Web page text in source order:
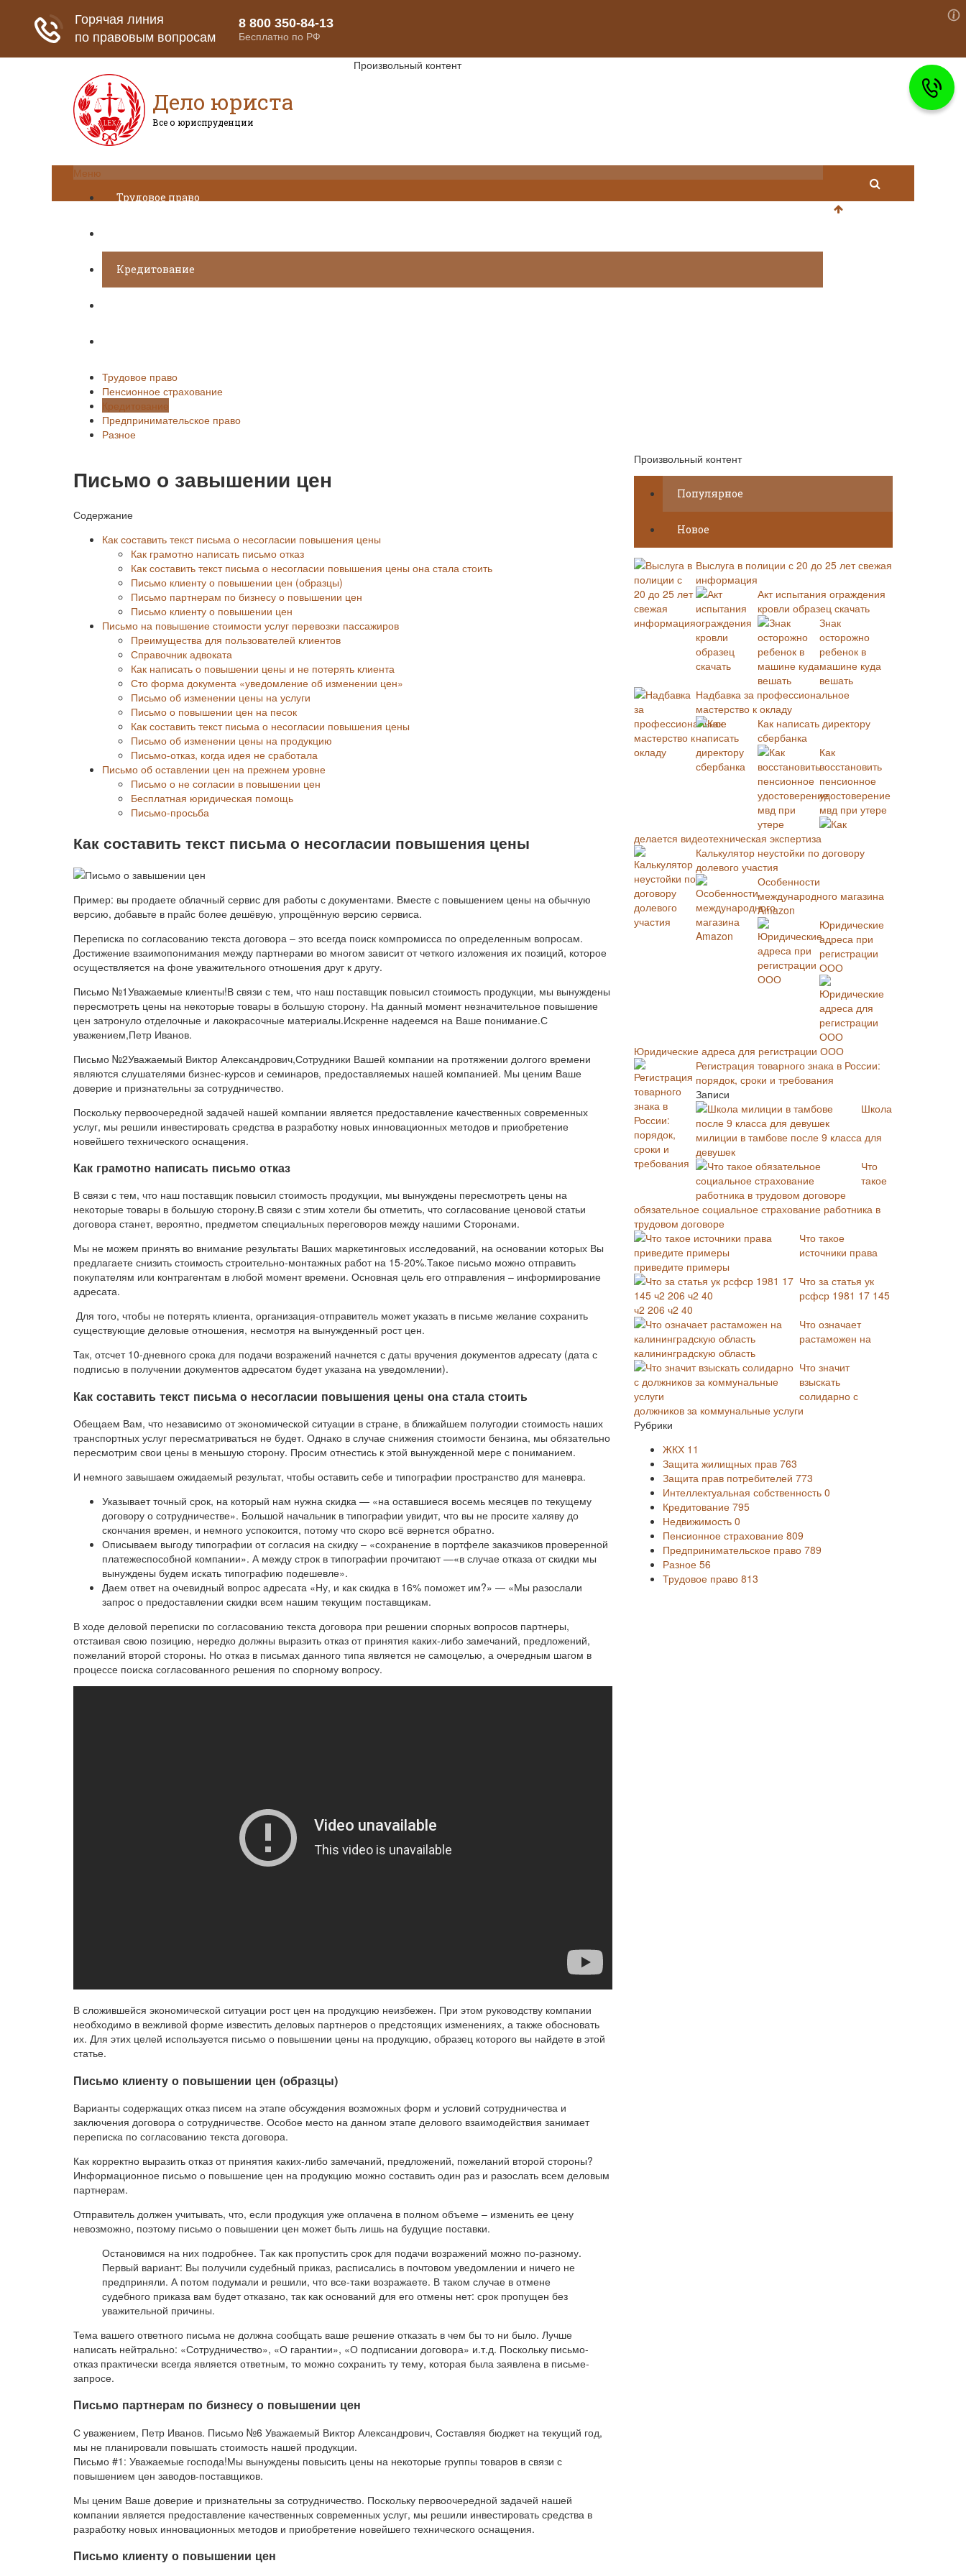
Дело юриста
Все о юриспруденции
Произвольный контент
Меню
Трудовое право
Кредитование
Трудовое право
Пенсионное страхование
Кредитование
Предпринимательское право
Разное
Письмо о завышении цен
Содержание
Как составить текст письма о несогласии повышения цены
Как грамотно написать письмо отказ
Как составить текст письма о несогласии повышения цены она стала стоить
Письмо клиенту о повышении цен (образцы)
Письмо партнерам по бизнесу о повышении цен
Письмо клиенту о повышении цен
Письмо на повышение стоимости услуг перевозки пассажиров
Преимущества для пользователей клиентов
Справочник адвоката
Как написать о повышении цены и не потерять клиента
Сто форма документа «уведомление об изменении цен»
Письмо об изменении цены на услуги
Письмо о повышении цен на песок
Как составить текст письма о несогласии повышения цены
Письмо об изменении цены на продукцию
Письмо-отказ, когда идея не сработала
Письмо об оставлении цен на прежнем уровне
Письмо о не согласии в повышении цен
Бесплатная юридическая помощь
Письмо-просьба
Как составить текст письма о несогласии повышения цены
Пример: вы продаете облачный сервис для работы с документами. Вместе с повышением цены на обычную
версию, добавьте в прайс более дешёвую, упрощённую версию сервиса.
Переписка по согласованию текста договора – это всегда поиск компромисса по определенным вопросам.
Достижение взаимопонимания между партнерами во многом зависит от четкого изложения их позиций, которое
осуществляется на фоне уважительного отношения друг к другу.
Письмо №1Уважаемые клиенты!В связи с тем, что наш поставщик повысил стоимость продукции, мы вынуждены
пересмотреть цены на некоторые товары в большую сторону. На данный момент незначительное повышение
цен затронуло отделочные и лакокрасочные материалы.Искренне надеемся на Ваше понимание.С
уважением,Петр Иванов.
Письмо №2Уважаемый Виктор Александрович,Сотрудники Вашей компании на протяжении долгого времени
являются слушателями бизнес-курсов и семинаров, предоставляемых нашей компанией. Мы ценим Ваше
доверие и признательны за сотрудничество.
Поскольку первоочередной задачей нашей компании является предоставление качественных современных
услуг, мы решили инвестировать средства в разработку новых инновационных методов и приобретение
новейшего технического оснащения.
Как грамотно написать письмо отказ
В связи с тем, что наш поставщик повысил стоимость продукции, мы вынуждены пересмотреть цены на
некоторые товары в большую сторону.В связи с этим хотели бы отметить, что согласование ценовой статьи
договора станет, вероятно, предметом специальных переговоров между нашими Сторонами.
Мы не можем принять во внимание результаты Ваших маркетинговых исследований, на основании которых Вы
предлагаете снизить стоимость строительно-монтажных работ на 15-20%.Такое письмо можно отправить
покупателям или контрагентам в любой момент времени. Основная цель его отправления – информирование
адресата.
Для того, чтобы не потерять клиента, организация-отправитель может указать в письме желание сохранить
существующие деловые отношения, несмотря на вынужденный рост цен.
Так, отсчет 10-дневного срока для подачи возражений начнется с даты вручения документов адресату (дата с
подписью в получении документов адресатом будет указана на уведомлении).
Как составить текст письма о несогласии повышения цены она стала стоить
Обещаем Вам, что независимо от экономической ситуации в стране, в ближайшем полугодии стоимость наших
транспортных услуг пересматриваться не будет. Однако в случае снижения стоимости бензина, мы обязательно
пересмотрим свои цены в меньшую сторону. Просим отнестись к этой вынужденной мере с пониманием.
И немного завышаем ожидаемый результат, чтобы оставить себе и типографии пространство для маневра.
Указывает точный срок, на который нам нужна скидка — «на оставшиеся восемь месяцев по текущему
договору о сотрудничестве». Большой начальник в типографии увидит, что вы не просите халяву до
скончания времен, и немного успокоится, потому что скоро всё вернется обратно.
Описываем выгоду типографии от согласия на скидку – «сохранение в портфеле заказчиков проверенной
платежеспособной компании». А между строк в типографии прочитают —«в случае отказа от скидки мы
вынуждены будем искать типографию подешевле».
Даем ответ на очевидный вопрос адресата «Ну, и как скидка в 16% поможет им?» — «Мы разослали
запрос о предоставлении скидки всем нашим текущим поставщикам.
В ходе деловой переписки по согласованию текста договора при решении спорных вопросов партнеры,
отстаивая свою позицию, нередко должны выразить отказ от принятия каких-либо замечаний, предложений,
пожеланий второй стороны. Но отказ в письмах данного типа является не самоцелью, а очередным шагом в
процессе поиска согласованного решения по спорному вопросу.
В сложившейся экономической ситуации рост цен на продукцию неизбежен. При этом руководству компании
необходимо в вежливой форме известить деловых партнеров о предстоящих изменениях, а также обосновать
их. Для этих целей используется письмо о повышении цены на продукцию, образец которого вы найдете в этой
статье.
Письмо клиенту о повышении цен (образцы)
Варианты содержащих отказ писем на этапе обсуждения возможных форм и условий сотрудничества и
заключения договора о сотрудничестве. Особое место на данном этапе делового взаимодействия занимает
переписка по согласованию текста договора.
Как корректно выразить отказ от принятия каких-либо замечаний, предложений, пожеланий второй стороны?
Информационное письмо о повышение цен на продукцию можно составить один раз и разослать всем деловым
партнерам.
Отправитель должен учитывать, что, если продукция уже оплачена в полном объеме – изменить ее цену
невозможно, поэтому письмо о повышении цен может быть лишь на будущие поставки.
Остановимся на них подробнее. Так как пропустить срок для подачи возражений можно по-разному.
Первый вариант: Вы получили судебный приказ, расписались в почтовом уведомлении и ничего не
предприняли. А потом подумали и решили, что все-таки возражаете. В таком случае в отмене
судебного приказа вам будет отказано, так как оснований для его отмены нет: срок пропущен без
уважительной причины.
Тема вашего ответного письма не должна сообщать ваше решение отказать в чем бы то ни было. Лучше
написать нейтрально: «Сотрудничество», «О гарантии», «О подписании договора» и.т.д. Поскольку письмо-
отказ практически всегда является ответным, то можно сохранить ту тему, которая была заявлена в письме-
запросе.
Письмо партнерам по бизнесу о повышении цен
С уважением, Петр Иванов. Письмо №6 Уважаемый Виктор Александрович, Составляя бюджет на текущий год,
мы не планировали повышать стоимость нашей продукции.
Письмо #1: Уважаемые господа!Мы вынуждены повысить цены на некоторые группы товаров в связи с
повышением цен заводов-поставщиков.
Мы ценим Ваше доверие и признательны за сотрудничество. Поскольку первоочередной задачей нашей
компании является предоставление качественных современных услуг, мы решили инвестировать средства в
разработку новых инновационных методов и приобретение новейшего технического оснащения.
Письмо клиенту о повышении цен
Произвольный контент
Популярное
Новое
Выслуга в полиции с 20 до 25 лет свежая
информация
Акт испытания ограждения
кровли образец скачать
Знак
осторожно
ребенок в
машине куда
вешать
Надбавка за профессиональное
мастерство к окладу
Как написать директору
сбербанка
Как
восстановить
пенсионное
удостоверение
мвд при утере
Как
делается видеотехническая экспертиза
Калькулятор неустойки по договору
долевого участия
Особенности
международного магазина
Amazon
Юридические
адреса при
регистрации
ООО
Юридические адреса для регистрации ООО
Регистрация товарного знака в России:
порядок, сроки и требования
Записи
Школа
милиции в тамбове после 9 класса для
девушек
Что
такое
обязательное социальное страхование работника в
трудовом договоре
Что такое
источники права
приведите примеры
Что за статья ук
рсфср 1981 17 145
ч2 206 ч2 40
Что означает
растаможен на
калининградскую область
Что значит
взыскать
солидарно с
должников за коммунальные услуги
Рубрики
ЖКХ 11
Защита жилищных прав 763
Защита прав потребителей 773
Интеллектуальная собственность 0
Кредитование 795
Недвижимость 0
Пенсионное страхование 809
Предпринимательское право 789
Разное 56
Трудовое право 813